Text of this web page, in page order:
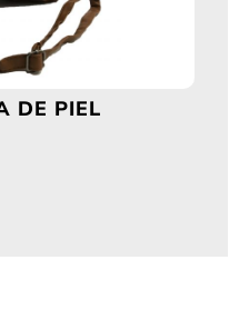
DE PIEL